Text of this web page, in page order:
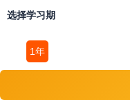
选择学习期
1年